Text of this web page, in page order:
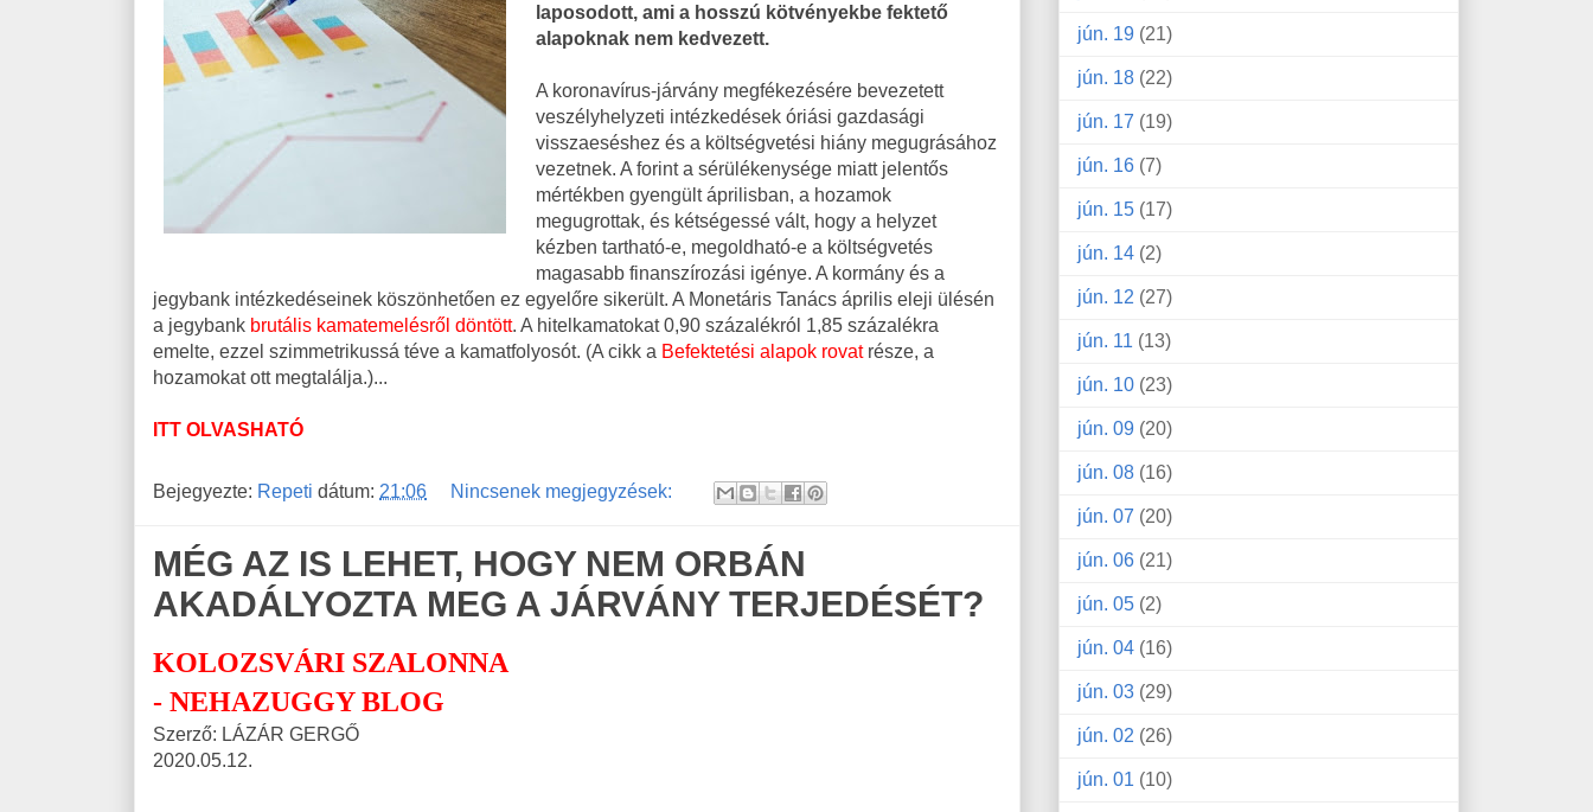
laposodott, ami a hosszú kötvényekbe fektető
alapoknak nem kedvezett.
A koronavírus-járvány megfékezésére bevezetett
veszélyhelyzeti intézkedések óriási gazdasági
visszaeséshez és a költségvetési hiány megugrásához
vezetnek. A forint a sérülékenysége miatt jelentős
mértékben gyengült áprilisban, a hozamok
megugrottak, és kétségessé vált, hogy a helyzet
kézben tartható-e, megoldható-e a költségvetés
magasabb finanszírozási igénye. A kormány és a
jegybank intézkedéseinek köszönhetően ez egyelőre sikerült. A Monetáris Tanács április eleji ülésén
a jegybank brutális kamatemelésről döntött. A hitelkamatokat 0,90 százalékról 1,85 százalékra
emelte, ezzel szimmetrikussá téve a kamatfolyosót. (A cikk a Befektetési alapok rovatrésze, a
hozamokat ott megtalálja.)...
ITT OLVASHATÓ
Bejegyezte: Repeti dátum: 21:06 Nincsenek megjegyzések:
MÉG AZ IS LEHET, HOGY NEM ORBÁN
AKADÁLYOZTA MEG A JÁRVÁNY TERJEDÉSÉT?
KOLOZSVÁRI SZALONNA
- NEHAZUGGY BLOG
Szerző: LÁZÁR GERGŐ
2020.05.12.
jún. 19 (21)
jún. 18 (22)
jún. 17 (19)
jún. 16 (7)
jún. 15 (17)
jún. 14 (2)
jún. 12 (27)
jún. 11 (13)
jún. 10 (23)
jún. 09 (20)
jún. 08 (16)
jún. 07 (20)
jún. 06 (21)
jún. 05 (2)
jún. 04 (16)
jún. 03 (29)
jún. 02 (26)
jún. 01 (10)